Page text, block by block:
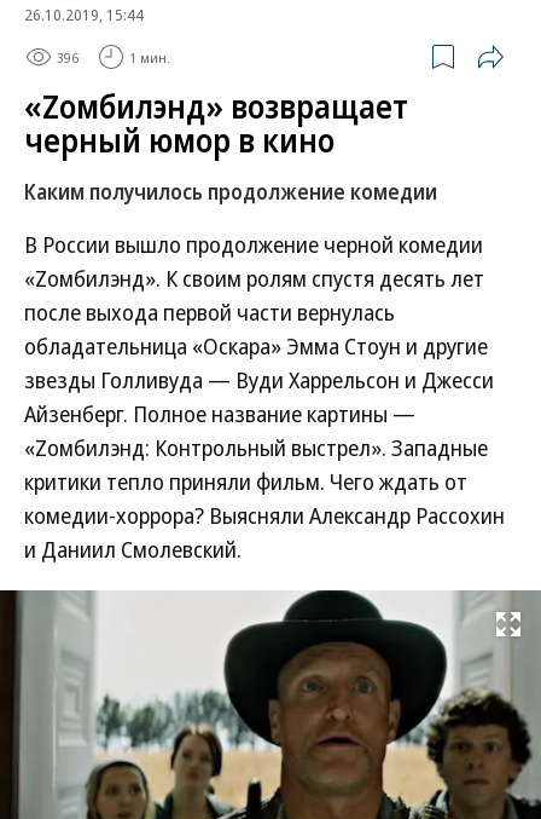
26.10.2019, 15:44
396 1 мин.
«Zомбилэнд» возвращает
черный юмор в кино
Каким получилось продолжение комедии
В России вышло продолжение черной комедии
«Zомбилэнд». К своим ролям спустя десять лет
после выхода первой части вернулась
обладательница «Оскара» Эмма Стоун и другие
звезды Голливуда — Вуди Харрельсон и Джесси
Айзенберг. Полное название картины —
«Zомбилэнд: Контрольный выстрел». Западные
критики тепло приняли фильм. Чего ждать от
комедии-хоррора? Выясняли Александр Рассохин
и Даниил Смолевский.
Развернуть